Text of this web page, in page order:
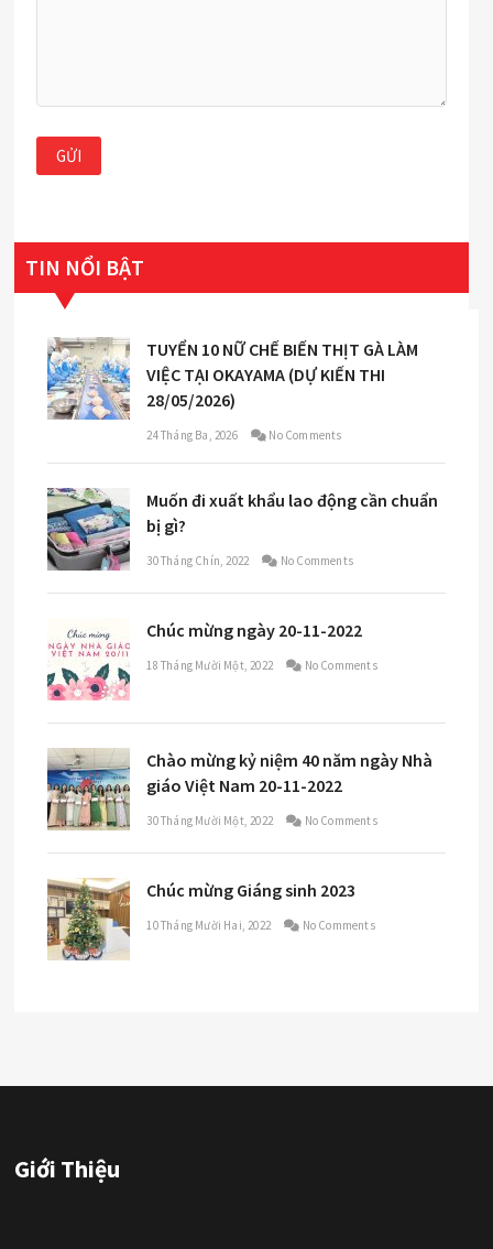
TIN NỔI BẬT
TUYỂN 10 NỮ CHẾ BIẾN THỊT GÀ LÀM
VIỆC TẠI OKAYAMA (DỰ KIẾN THI
28/05/2026)
24 Tháng Ba, 2026 No Comments
Muốn đi xuất khẩu lao động cần chuẩn
bị gì?
30 Tháng Chín, 2022 No Comments
Chúc mừng ngày 20-11-2022
18 Tháng Mười Một, 2022 No Comments
Chào mừng kỷ niệm 40 năm ngày Nhà
giáo Việt Nam 20-11-2022
30 Tháng Mười Một, 2022 No Comments
Chúc mừng Giáng sinh 2023
10 Tháng Mười Hai, 2022 No Comments
Giới Thiệu